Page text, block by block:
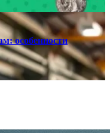
особенности